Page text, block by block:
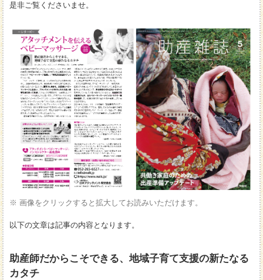
是非ご覧くださいませ。
※ 画像をクリックすると拡大してお読みいただけます。
以下の文章は記事の内容となります。
助産師だからこそできる、地域子育て支援の新たなる
カタチ